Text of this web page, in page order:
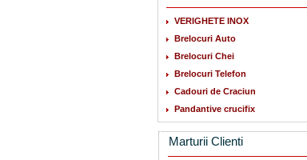
VERIGHETE INOX
Brelocuri Auto
Brelocuri Chei
Brelocuri Telefon
Cadouri de Craciun
Pandantive crucifix
Marturii Clienti